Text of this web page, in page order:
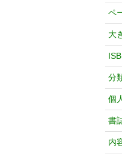
ペ
大
分
個
書
内